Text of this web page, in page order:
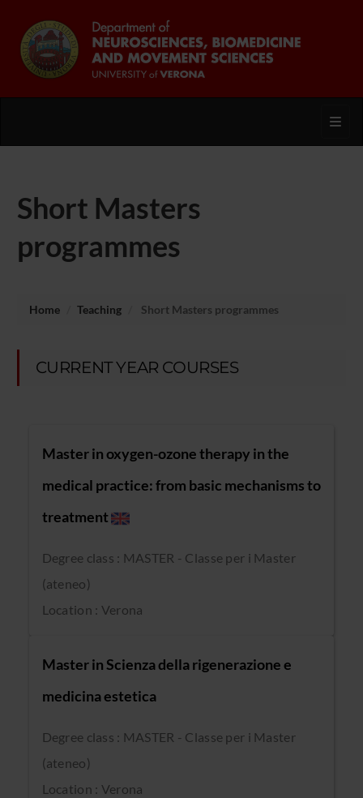
Short Masters
programmes
Home Teaching Short Masters programmes
CURRENT YEAR COURSES
Master in oxygen-ozone therapy in the
medical practice: from basic mechanisms to
treatment
Degree class : MASTER - Classe per i Master
(ateneo)
Location : Verona
Master in Scienza della rigenerazione e
medicina estetica
Degree class : MASTER - Classe per i Master
(ateneo)
Location : Verona